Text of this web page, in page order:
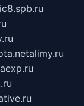
alimy.ru